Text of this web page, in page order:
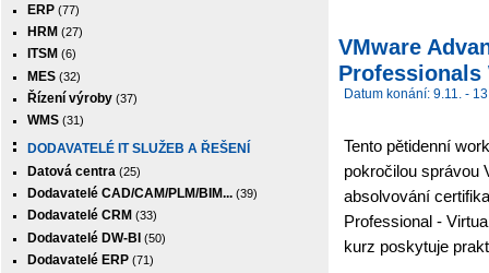
ERP (77)
HRM (27)
ITSM (6)
MES (32)
Řízení výroby (37)
WMS (31)
DODAVATELÉ IT SLUŽEB A ŘEŠENÍ
Datová centra (25)
Dodavatelé CAD/CAM/PLM/BIM... (39)
Dodavatelé CRM (33)
Dodavatelé DW-BI (50)
Dodavatelé ERP (71)
VMware
Professionals
Datum konání: 9.11. -
Tento pětidenní
pokročilou správou
absolvování
Professional -
kurz poskytuje